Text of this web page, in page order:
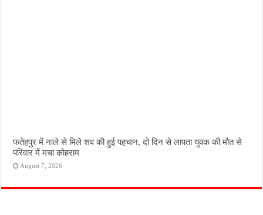
फतेहपुर में नाले से मिले शव की हुई पहचान, दो दिन से लापता युवक की मौत से
परिवार में मचा कोहराम
August 7, 2026